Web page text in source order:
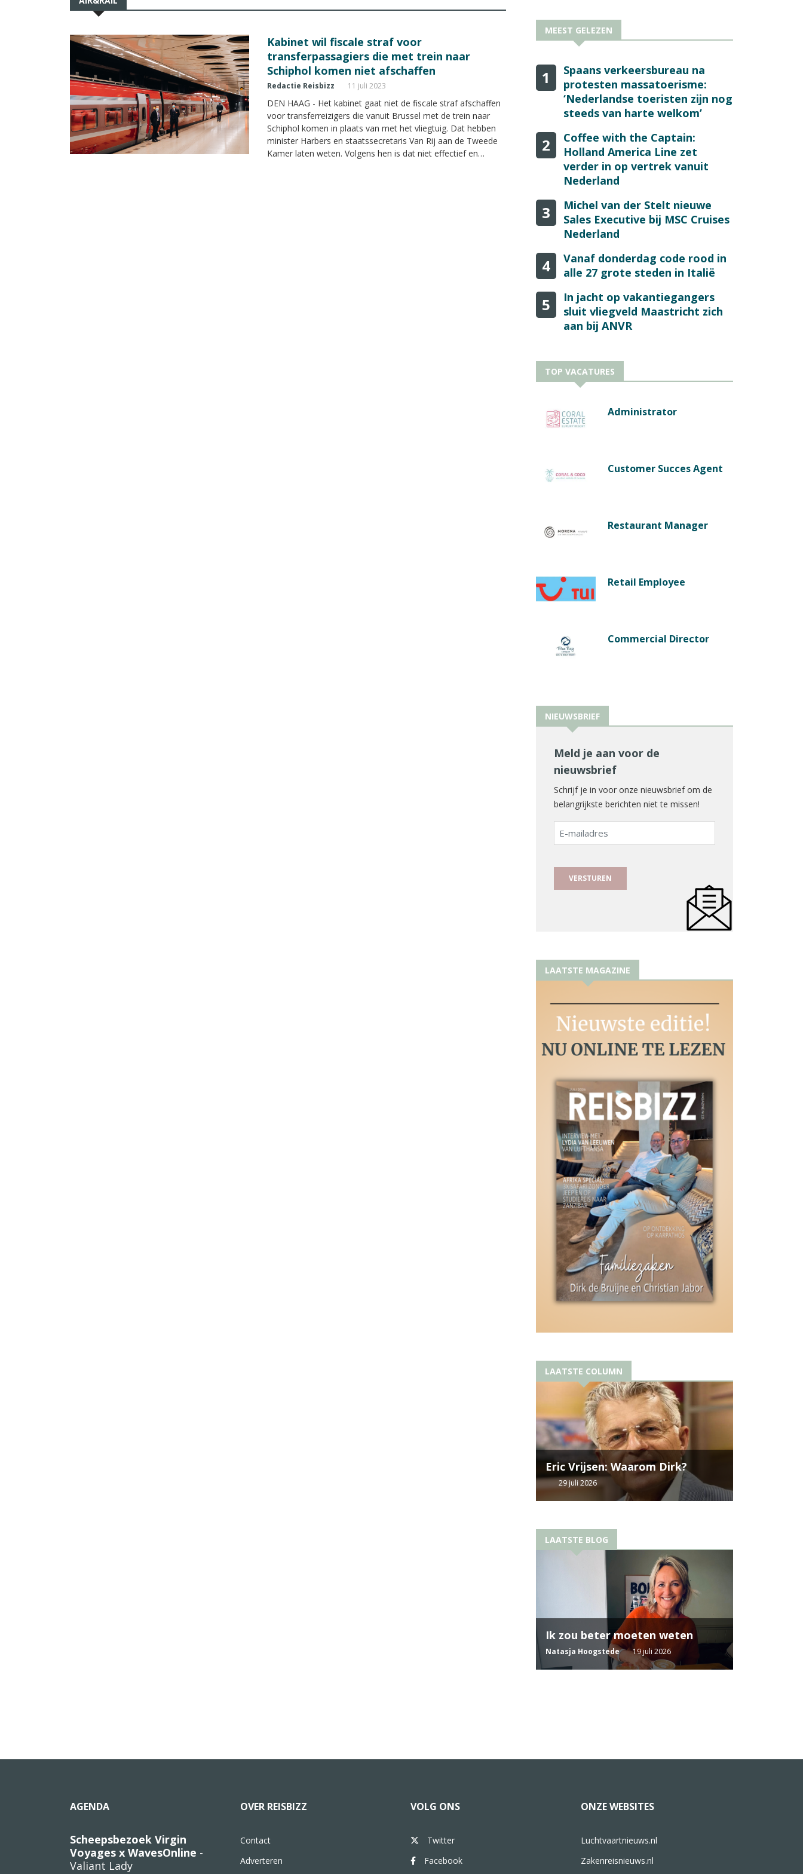
Kabinet wil fiscale straf voor
transferpassagiers die met trein naar
Schiphol komen niet afschaffen
Redactie Reisbizz 11 juli 2023
DEN HAAG - Het kabinet gaat niet de fiscale straf afschaffen
voor transferreizigers die vanuit Brussel met de trein naar
Schiphol komen in plaats van met het vliegtuig. Dat hebben
minister Harbers en staatssecretaris Van Rij aan de Tweede
Kamer laten weten. Volgens hen is dat niet effectief en
MEEST GELEZEN
1
Spaans verkeersbureau na
protesten massatoerisme:
‘Nederlandse toeristen zijn nog
steeds van harte welkom’
2
Coffee with the Captain:
Holland America Line zet
verder in op vertrek vanuit
Nederland
3
Michel van der Stelt nieuwe
Sales Executive bij MSC Cruises
Nederland
4
Vanaf donderdag code rood in
alle 27 grote steden in Italië
5
In jacht op vakantiegangers
sluit vliegveld Maastricht zich
aan bij ANVR
TOP VACATURES
Administrator
Customer Succes Agent
Restaurant Manager
Retail Employee
Commercial Director
NIEUWSBRIEF
Meld je aan voor de
nieuwsbrief
Schrijf je in voor onze nieuwsbrief om de
belangrijkste berichten niet te missen!
E-
mailadres
LAATSTE MAGAZINE
LAATSTE COLUMN
Eric Vrijsen: Waarom Dirk?
29 juli 2026
LAATSTE BLOG
Ik zou beter moeten weten
Natasja Hoogstede 19 juli 2026
AGENDA
Scheepsbezoek Virgin
Voyages x WavesOnline -
Valiant Lady
OVER REISBIZZ
Contact
Adverteren
VOLG ONS
Twitter
Facebook
ONZE WEBSITES
Luchtvaartnieuws.nl
Zakenreisnieuws.nl